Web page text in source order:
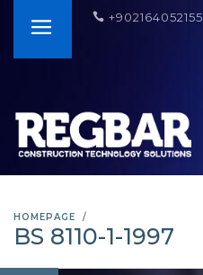
+902164052155
HOMEPAGE
BS 8110-1-1997